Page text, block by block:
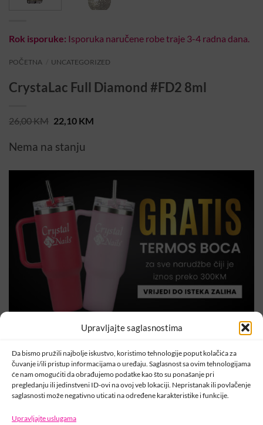
Upravljajte saglasnostima
Da bismo pružili najbolje iskustvo, koristimo tehnologije poput kolačića za
čuvanje i/ili pristup informacijama o uređaju. Saglasnost sa ovim tehnologijama
će nam omogućiti da obrađujemo podatke kao što su ponašanje pri
pregledanju ili jedinstveni ID-ovi na ovoj veb lokaciji. Nepristanak ili povlačenje
saglasnosti može negativno uticati na određene karakteristike i funkcije.
Upravljajte uslugama
Rok isporuke: Isporuka naručene robe traje 3-4 radna dana.
POČETNA UNCATEGORIZED
CrystaLac Full Diamond #FD2 8ml
26,00KM Original
price
26,00 KM.
22,10 KMCurrent
Nema na stanju
Šifra:
000195